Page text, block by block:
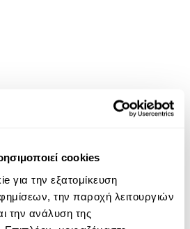
cookies
για την εξατομίκευση
την παροχή λειτουργιών
την ανάλυση της